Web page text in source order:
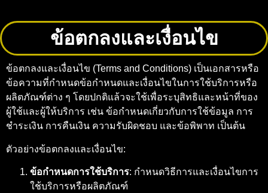
ข้อตกลงและเงื่อนไข
ข้อตกลงและเงื่อนไข (Terms and Conditions) เป็นเอกสารหรือ
ข้อความที่กำหนดข้อกำหนดและเงื่อนไขในการใช้บริการหรือ
ผลิตภัณฑ์ต่าง ๆ โดยปกติแล้วจะใช้เพื่อระบุสิทธิและหน้าที่ของ
ผู้ใช้และผู้ให้บริการ เช่น ข้อกำหนดเกี่ยวกับการใช้ข้อมูล การ
ชำระเงิน การคืนเงิน ความรับผิดชอบ และข้อพิพาท เป็นต้น
ตัวอย่างข้อตกลงและเงื่อนไข:
ข้อกำหนดการใช้บริการ: กำหนดวิธีการและเงื่อนไขการ
ใช้บริการหรือผลิตภัณฑ์